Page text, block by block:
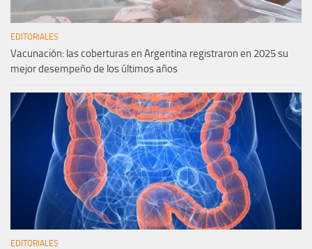
EDITORIALES
Vacunación: las coberturas en Argentina registraron en 2025 su
mejor desempeño de los últimos años
EDITORIALES